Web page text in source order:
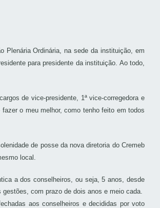
Plenária Ordinária, na sede da instituição, em
para presidente da instituição. Ao todo,
de vice-presidente, 1ª vice-corregedora e
o meu melhor, como tenho feito em todos
de posse da nova diretoria do Cremeb
local.
a dos conselheiros, ou seja, 5 anos, desde
com prazo de dois anos e meio cada.
aos conselheiros e decididas por voto